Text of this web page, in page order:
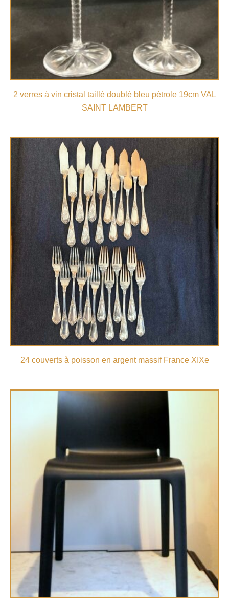
2 verres à vin cristal taillé doublé bleu pétrole 19cm VAL
SAINT LAMBERT
24 couverts à poisson en argent massif France XIXe